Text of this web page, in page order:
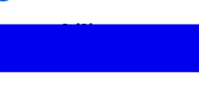
Philips
carro para o